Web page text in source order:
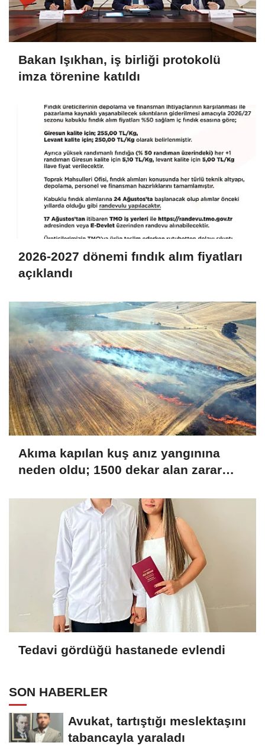
Bakan Işıkhan, iş birliği protokolü
imza törenine katıldı
2026-2027 dönemi fındık alım fiyatları
açıklandı
Akıma kapılan kuş anız yangınına
neden oldu; 1500 dekar alan zarar
Tedavi gördüğü hastanede evlendi
SON HABERLER
Avukat, tartıştığı meslektaşını
tabancayla yaraladı